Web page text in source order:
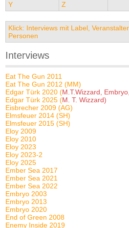
Y
Z
Klick: Interviews mit Label,
Personen
Interviews
Eat The Gun 2011
Eat The Gun 2012 (MM)
Edgar Türk 2020 (M.T.Wizzard,
Edgar Türk 2025 (M. T. Wizzard)
Eisbrecher 2009 (AG)
Elmsfeuer 2014 (SH)
Elmsfeuer 2015 (SH)
Eloy 2009
Eloy 2010
Eloy 2023
Eloy 2023-2
Eloy 2025
Ember Sea 2017
Ember Sea 2021
Ember Sea 2022
Embryo 2003
Embryo 2013
Embryo 2020
End of Green 2008
Enemy Inside 2019